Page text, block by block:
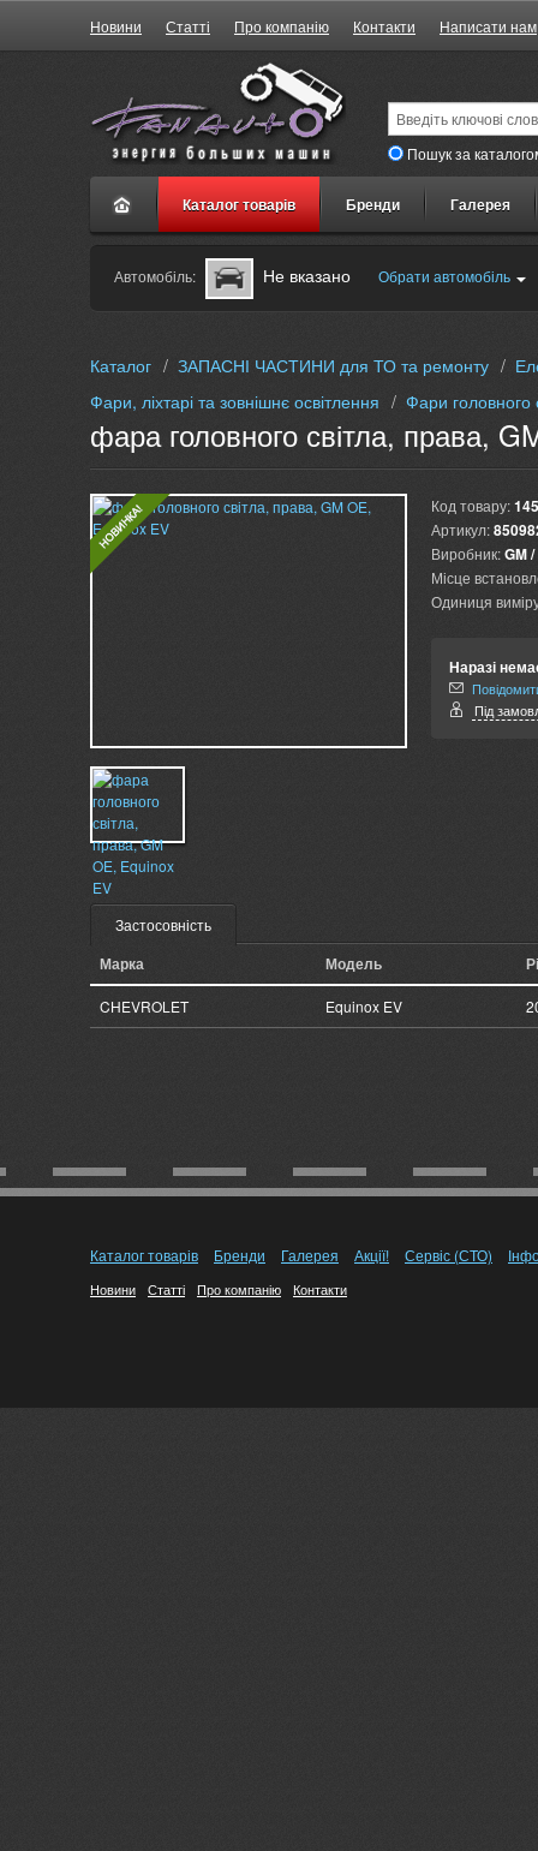
Новини Статті Про компанію Контакти Написати нам
Пошук за
Каталог товарів Бренди Галерея
Автомобіль: Не вказано Обрати автомобіль
Каталог / ЗАПАСНІ ЧАСТИНИ для ТО та ремонту /
Фари, ліхтарі та зовнішнє освітлення / Фари головного
фара головного світла, права,
Код товару:
Артикул:
Виробник:GM
Місце
Одиниця
Наразі
Під
Застосовність
Марка Модель
CHEVROLET Equinox EV
Каталог товарів Бренди Галерея Акції! Сервіс (СТО)
Новини Статті Про компанію Контакти